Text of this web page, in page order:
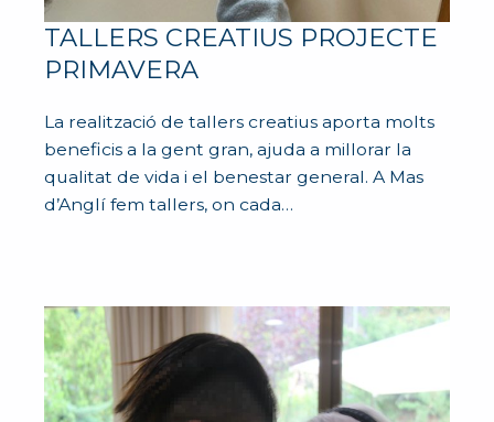
TALLERS CREATIUS PROJECTE
PRIMAVERA
La realització de tallers creatius aporta molts
beneficis a la gent gran, ajuda a millorar la
qualitat de vida i el benestar general. A Mas
d’Anglí fem tallers, on cada…